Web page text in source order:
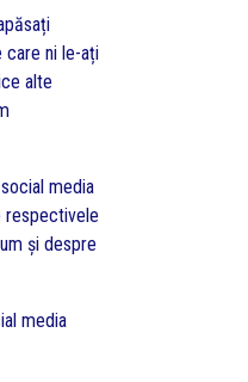
care ni le-ați
alte
media
respectivele
și despre
media